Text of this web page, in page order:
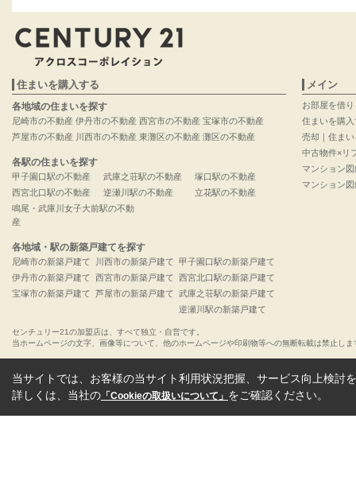
住まいを購入する
各地域の住まいを探す
尼崎市の不動産
芦屋市の不動産
伊丹市の不動産
川西市の不動産
西宮市の不動産
東灘区の不動産
宝塚市の不動産
灘区の不動産
各駅の住まいを探す
甲子園口駅の不動産
西宮北口駅の不動産
武庫之荘駅の不動産
逆瀬川駅の不動産
塚口駅の不動産
立花駅の不動産
鳴尾・武庫川女子大前駅の不動
産
各地域・駅の新築戸建てを探す
尼崎市の新築戸建て
伊丹市の新築戸建て
宝塚市の新築戸建て
川西市の新築戸建て
西宮市の新築戸建て
芦屋市の新築戸建て
甲子園口駅の新築戸建て
西宮北口駅の新築戸建て
武庫之荘駅の新築戸建て
逆瀬川駅の新築戸建て
メイン
お部屋を借り
住まいを購入
売却｜住ま
中古物件×リ
マンション
マンション
センチュリー21の加盟店は、すべて独立・自営です。
当ホームページの文字、画像等について、他のホームページや印刷物等への無断転載は禁止しま
当サイトでは、お客様の当サイト利用状況把握、サービス向上検討
詳しくは、当社の 「Cookieの取扱いについて」 をご確認ください。